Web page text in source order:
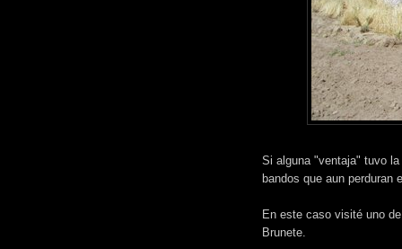
Si alguna "ventaja" tuvo
bandos que aun perduran
En este caso visité uno
Brunete.